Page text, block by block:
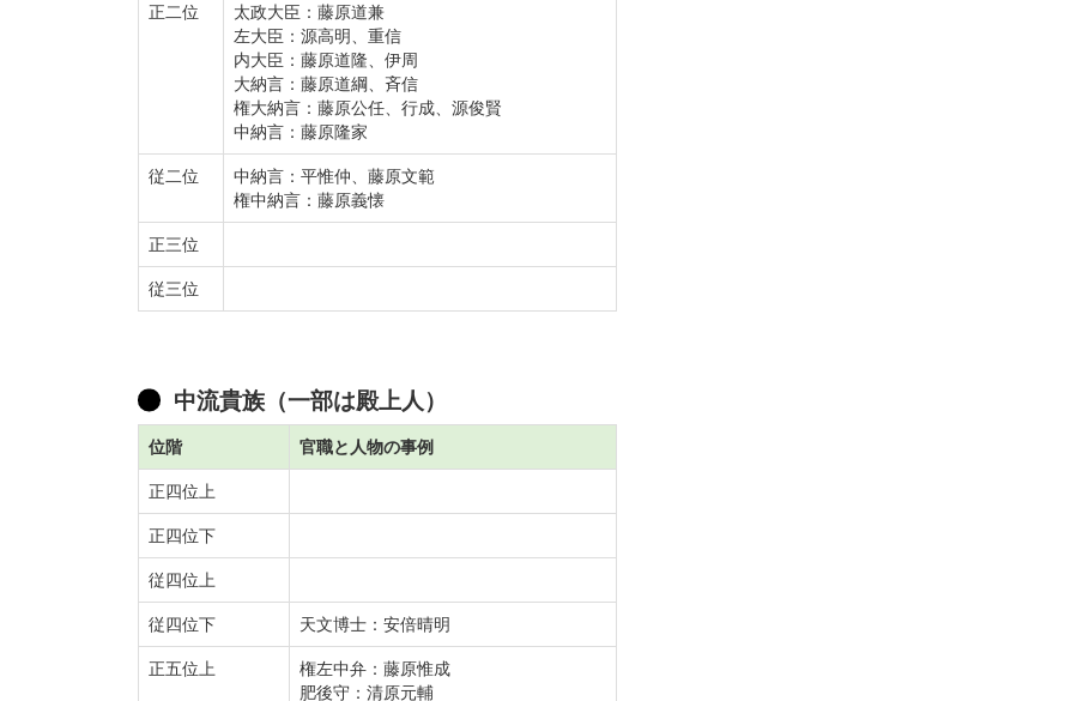
正二位
太政大臣：藤原道兼
左大臣：源高明、重信
内大臣：藤原道隆、伊周
大納言：藤原道綱、斉信
権大納言：藤原公任、行成、源俊賢
中納言：藤原隆家
従二位
中納言：平惟仲、藤原文範
権中納言：藤原義懐
正三位
従三位
中流貴族（一部は殿上人）
位階 官職と人物の事例
正四位上
正四位下
従四位上
従四位下 天文博士：安倍晴明
正五位上
権左中弁：藤原惟成
肥後守：清原元輔